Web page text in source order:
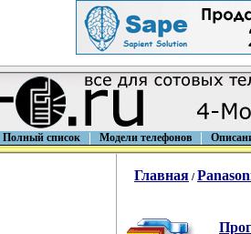
Полный список Модели телефонов
Главная /